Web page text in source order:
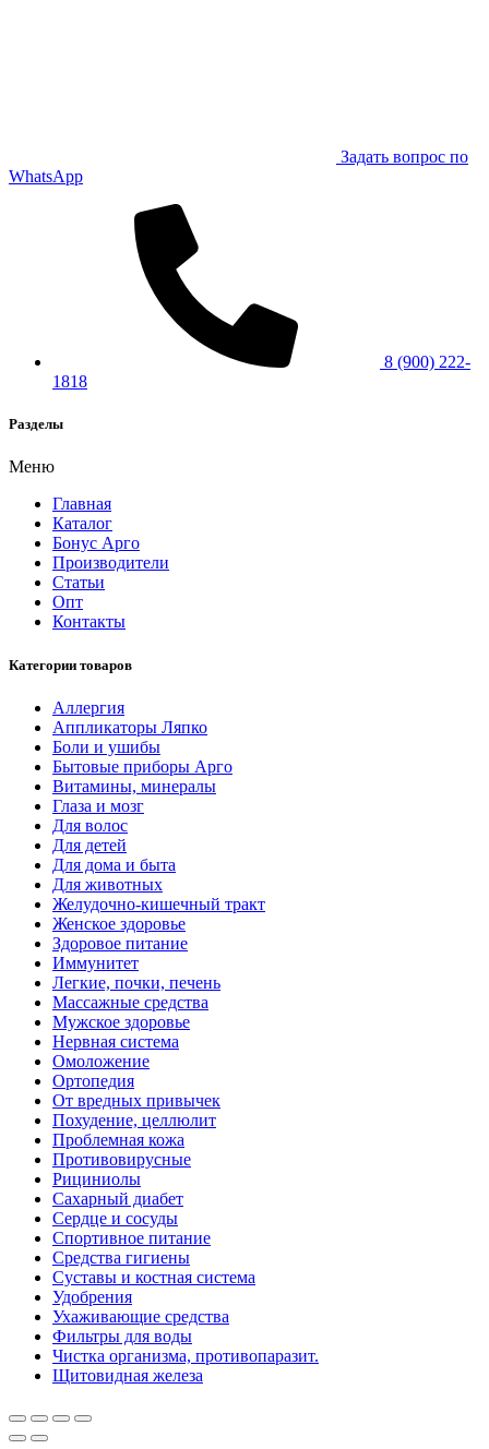
Задать вопрос по
WhatsApp
8 (900) 222-
1818
Разделы
Меню
Главная
Каталог
Бонус Арго
Производители
Статьи
Опт
Контакты
Категории товаров
Аллергия
Аппликаторы Ляпко
Боли и ушибы
Бытовые приборы Арго
Витамины, минералы
Глаза и мозг
Для волос
Для детей
Для дома и быта
Для животных
Желудочно-кишечный тракт
Женское здоровье
Здоровое питание
Иммунитет
Легкие, почки, печень
Массажные средства
Мужское здоровье
Нервная система
Омоложение
Ортопедия
От вредных привычек
Похудение, целлюлит
Проблемная кожа
Противовирусные
Рициниолы
Сахарный диабет
Сердце и сосуды
Спортивное питание
Средства гигиены
Суставы и костная система
Удобрения
Ухаживающие средства
Фильтры для воды
Чистка организма, противопаразит.
Щитовидная железа